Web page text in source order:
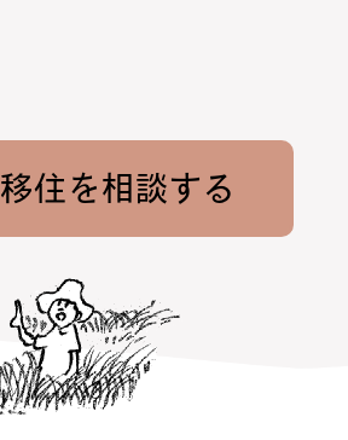
トップ
昭和村紹介
お隣さんの話
村暮らし・お手続き
ニュース
移住を相談する